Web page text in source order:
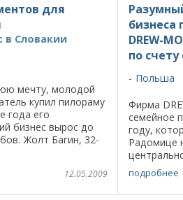
для
в Словакии
мечту, молодой
купил пилораму
года его
бизнес вырос до
Жолт Багин, 32-
12.05.2009
бизнеса
DREW-
по
Польша
Фирма
семейное
году,
Радомице
этой
два
подробнее